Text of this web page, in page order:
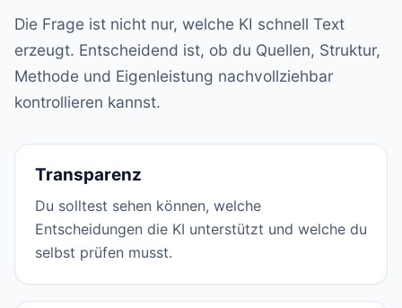
Die Frage ist nicht nur, welche KI schnell Text
erzeugt. Entscheidend ist, ob du Quellen, Struktur,
Methode und Eigenleistung nachvollziehbar
kontrollieren kannst.
Transparenz
Du solltest sehen können, welche
Entscheidungen die KI unterstützt und welche du
selbst prüfen musst.